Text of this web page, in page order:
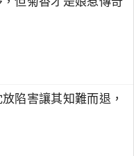
陷害讓其知難而退，